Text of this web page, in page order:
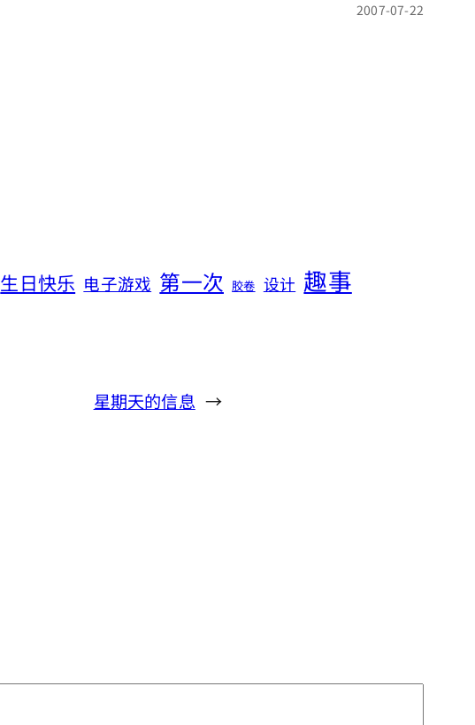
2007-07-22
生日快乐 电子游戏 第一次 胶卷 设计 趣事
星期天的信息 →